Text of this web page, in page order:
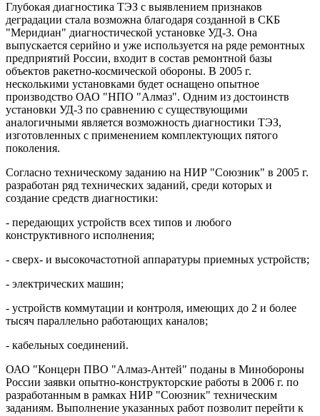
Глубокая диагностика ТЭЗ с выявлением признаков
деградации стала возможна благодаря созданной в СКБ
"Меридиан" диагностической установке УД-3. Она
выпускается серийно и уже используется на ряде ремонтных
предприятий России, входит в состав ремонтной базы
объектов ракетно-космической обороны. В 2005 г.
несколькими установками будет оснащено опытное
производство ОАО "НПО "Алмаз". Одним из достоинств
установки УД-3 по сравнению с существующими
аналогичными является возможность диагностики ТЭЗ,
изготовленных с применением комплектующих пятого
поколения.
Согласно техническому заданию на НИР "Союзник" в 2005 г.
разработан ряд технических заданий, среди которых и
создание средств диагностики:
- передающих устройств всех типов и любого
конструктивного исполнения;
- сверх- и высокочастотной аппаратуры приемных устройств;
- электрических машин;
- устройств коммутации и контроля, имеющих до 2 и более
тысяч параллельно работающих каналов;
- кабельных соединений.
ОАО "Концерн ПВО "Алмаз-Антей" поданы в Минобороны
России заявки опытно-конструкторские работы в 2006 г. по
разработанным в рамках НИР "Союзник" техническим
заданиям. Выполнение указанных работ позволит перейти к